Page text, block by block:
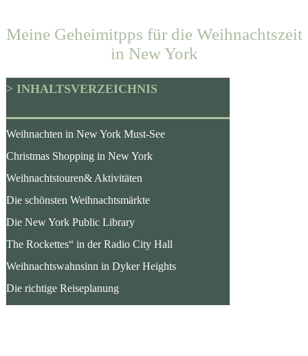
Meine Geheimitpps für die Weihnachtszeit
in New York
> INHALTSVERZEICHNIS
Weihnachten in New York Must-See
Christmas Shopping in New York
Weihnachtstouren& Aktivitäten
Die schönsten Weihnachtsmärkte
Die New York Public Library
The Rockettes“ in der Radio City Hall
Weihnachtswahnsinn in Dyker Heights
Die richtige Reiseplanung